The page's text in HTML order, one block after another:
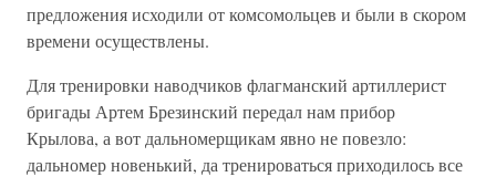
предложения исходили от комсомольцев и были в скором
времени осуществлены.
Для тренировки наводчиков флагманский артиллерист
бригады Артем Брезинский передал нам прибор
Крылова, а вот дальномерщикам явно не повезло:
дальномер новенький, да тренироваться приходилось все